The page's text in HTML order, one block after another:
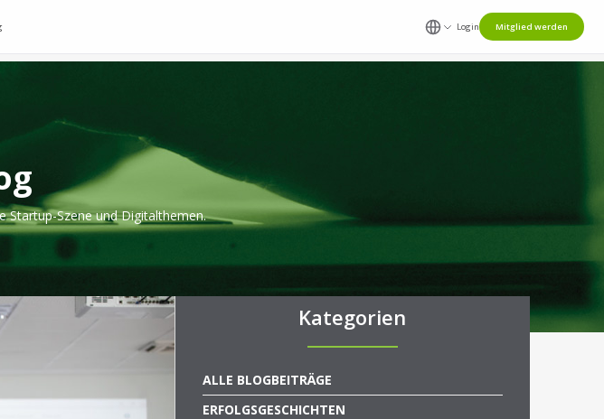
Login Mitglied werden
Startup-Szene und Digitalthemen.
Kategorien
ALLE BLOGBEITRÄGE
ERFOLGSGESCHICHTEN